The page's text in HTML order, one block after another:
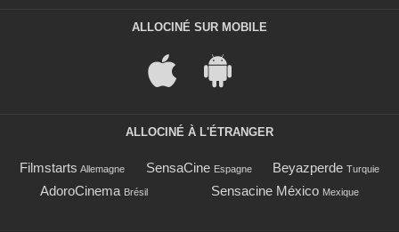
ALLOCINÉ SUR MOBILE
ALLOCINÉ À L'ÉTRANGER
Filmstarts Allemagne SensaCine Espagne Beyazperde Turquie
AdoroCinema Brésil Sensacine México Mexique